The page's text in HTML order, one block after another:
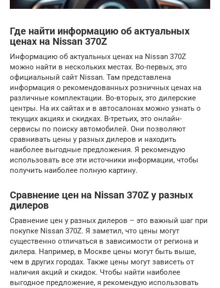
Где найти информацию об актуальных
ценах на Nissan 370Z
Информацию об актуальных ценах на Nissan 370Z
можно найти в нескольких местах. Во-первых, это
официальный сайт Nissan. Там представлена
информация о рекомендованных розничных ценах на
различные комплектации. Во-вторых, это дилерские
центры. На их сайтах и в автосалонах можно узнать о
текущих акциях и скидках. В-третьих, это онлайн-
сервисы по поиску автомобилей. Они позволяют
сравнивать цены у разных дилеров и находить
наиболее выгодные предложения. Я рекомендую
использовать все эти источники информации, чтобы
получить наиболее полную картину.
Сравнение цен на Nissan 370Z у разных
дилеров
Сравнение цен у разных дилеров – это важный шаг при
покупке Nissan 370Z. Я заметил, что цены могут
существенно отличаться в зависимости от региона и
дилера. Например, в Москве цены могут быть выше,
чем в других городах. Также цены могут зависеть от
наличия акций и скидок. Чтобы найти наиболее
выгодное предложение, я рекомендую использовать